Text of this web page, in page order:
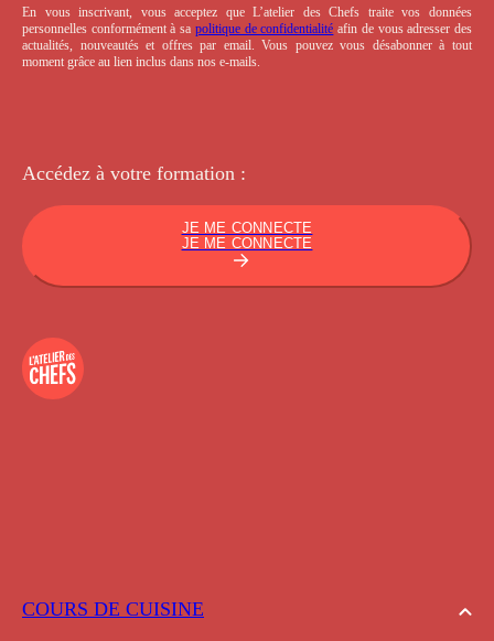
COURS DE CUISINE
En vous inscrivant, vous acceptez que L’atelier des Chefs traite vos données
personnelles conformément à sa politique de confidentialité afin de vous adresser des
actualités, nouveautés et offres par email. Vous pouvez vous désabonner à tout
moment grâce au lien inclus dans nos e-mails.
Accédez à votre formation :
JE ME CONNECTE
JE ME CONNECTE